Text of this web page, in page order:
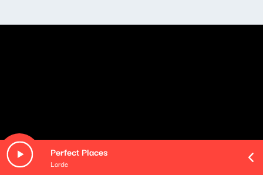
Perfect Places
Lorde